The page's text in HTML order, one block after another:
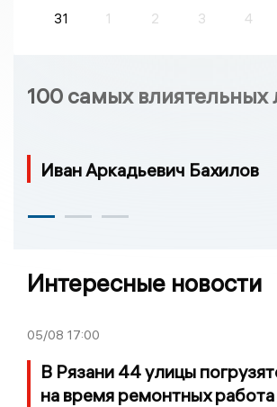
31
1 2 3 4
100 самых
Иван Аркадьевич Бахилов
Интересные новости
05/08 17:00
В Рязани 44 улицы
на время ремонтных работа